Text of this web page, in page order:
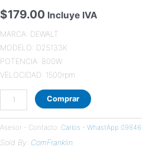
$179.00 Incluye IVA
MARCA: DEWALT
MODELO: D25133K
POTENCIA: 800W
VELOCIDAD: 1500rpm
26MM
cantidad
Comprar
Asesor - Contacto: Carlos - WhastApp
Sold By: ComFranklin